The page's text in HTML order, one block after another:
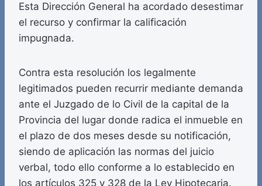
Esta Dirección General ha acordado desestimar
el recurso y confirmar la calificación
impugnada.
Contra esta resolución los legalmente
legitimados pueden recurrir mediante demanda
ante el Juzgado de lo Civil de la capital de la
Provincia del lugar donde radica el inmueble en
el plazo de dos meses desde su notificación,
siendo de aplicación las normas del juicio
verbal, todo ello conforme a lo establecido en
los artículos 325 y 328 de la Ley Hipotecaria.